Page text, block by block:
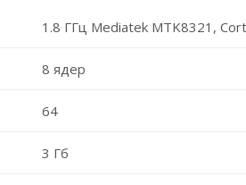
1.8 ГГц Mediatek MTK8321,
8 ядер
64
3 Гб